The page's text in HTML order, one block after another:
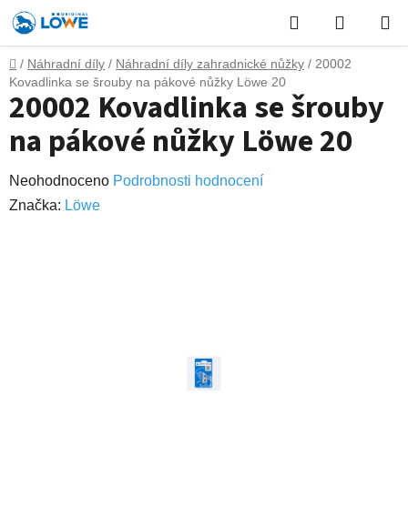
Přejít
na
obsah
Hledat
KOŠÍK
Domů
/ Náhradní díly / Náhradní díly zahradnické nůžky / 20002
Kovadlinka se šrouby na pákové nůžky Löwe 20
20002 Kovadlinka se šrouby
na pákové nůžky Löwe 20
Průměrné
hodnocení
Neohodnoceno Podrobnosti hodnocení
Značka: Lӧwe